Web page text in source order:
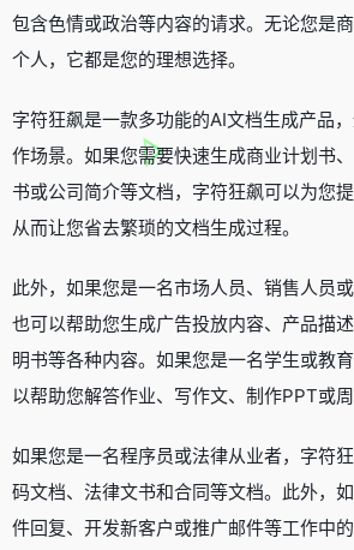
包含色情或政治等内容的请求。无论您是
个人，它都是您的理想选择。
字符狂飙是一款多功能的AI文档生成产品
作场景。如果您需要快速生成商业计划书
书或公司简介等文档，字符狂飙可以为您提
从而让您省去繁琐的文档生成过程。
此外，如果您是一名市场人员、销售人员
也可以帮助您生成广告投放内容、产品描
明书等各种内容。如果您是一名学生或教
以帮助您解答作业、写作文、制作PPT或周
如果您是一名程序员或法律从业者，字符
码文档、法律文书和合同等文档。此外，
件回复、开发新客户或推广邮件等工作中